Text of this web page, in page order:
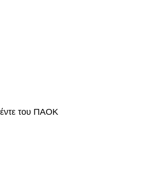
του ΠΑΟΚ